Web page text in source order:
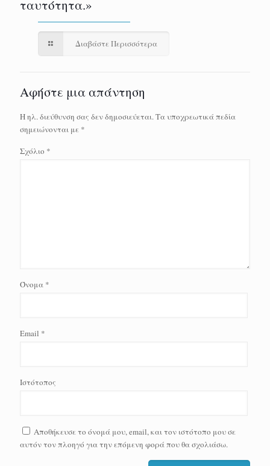
ταυτότητα.»
Διαβάστε Περισσότερα
Αφήστε μια απάντηση
Η ηλ. διεύθυνση σας δεν δημοσιεύεται.Τα υποχρεωτικά πεδία
σημειώνονται με *
Σχόλιο *
Όνομα *
Email *
Ιστότοπος
Αποθήκευσε το όνομά μου, email, και τον ιστότοπο μου σε
αυτόν τον πλοηγό για την επόμενη φορά που θα σχολιάσω.